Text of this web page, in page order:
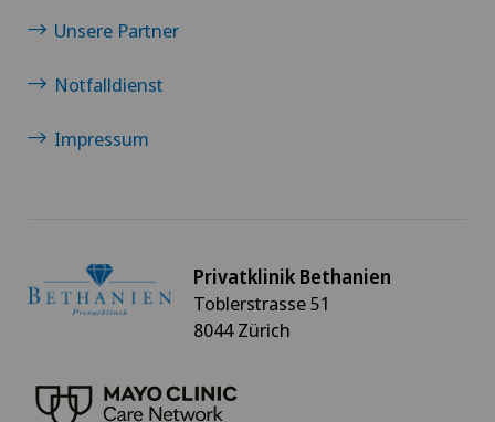
Unsere Partner
Notfalldienst
Impressum
Privatklinik Bethanien
Toblerstrasse 51
8044 Zürich